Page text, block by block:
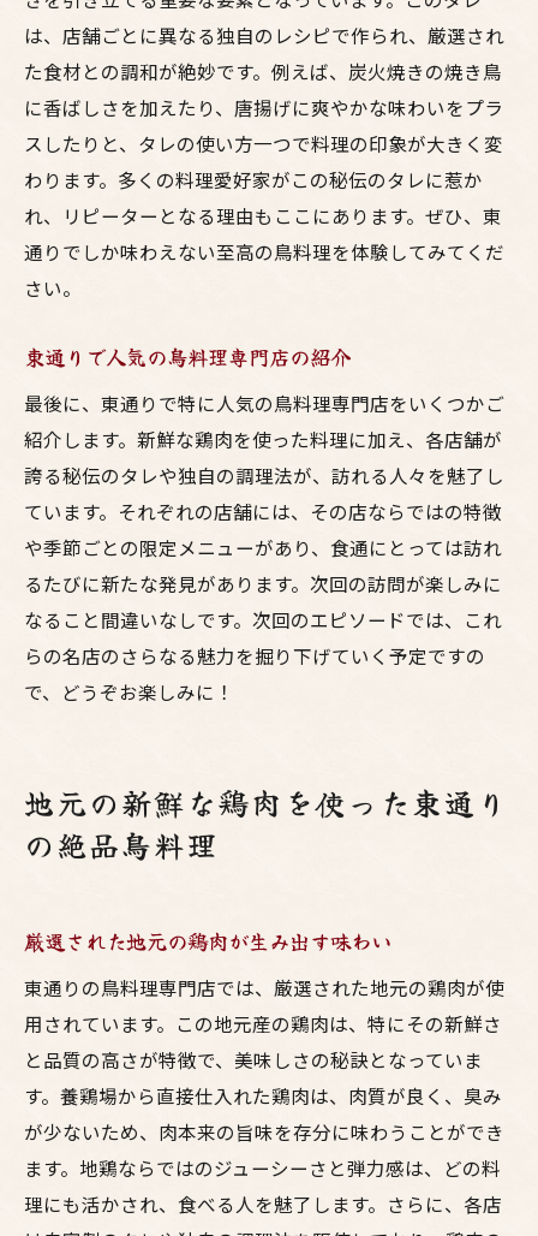
東通りでしか味わえない鳥料理の至高の一品
ここでしか味わえない特別な鳥料理
東通りの名物鳥料理の紹介
一度は食べておきたい至高の一品
東通り限定の絶品メニュー
東通りならではの鳥料理の魅力
他では味わえない唯一無二の鳥料理
は、店舗ごとに異なる独自のレシピで作られ、厳選され
た食材との調和が絶妙です。例えば、炭火焼きの焼き鳥
に香ばしさを加えたり、唐揚げに爽やかな味わいをプラ
スしたりと、タレの使い方一つで料理の印象が大きく変
わります。多くの料理愛好家がこの秘伝のタレに惹か
れ、リピーターとなる理由もここにあります。ぜひ、東
通りでしか味わえない至高の鳥料理を体験してみてくだ
さい。
東通りで人気の鳥料理専門店の紹介
最後に、東通りで特に人気の鳥料理専門店をいくつかご
紹介します。新鮮な鶏肉を使った料理に加え、各店舗が
誇る秘伝のタレや独自の調理法が、訪れる人々を魅了し
ています。それぞれの店舗には、その店ならではの特徴
や季節ごとの限定メニューがあり、食通にとっては訪れ
るたびに新たな発見があります。次回の訪問が楽しみに
なること間違いなしです。次回のエピソードでは、これ
らの名店のさらなる魅力を掘り下げていく予定ですの
で、どうぞお楽しみに！
地元の新鮮な鶏肉を使った東通り
の絶品鳥料理
厳選された地元の鶏肉が生み出す味わい
東通りの鳥料理専門店では、厳選された地元の鶏肉が使
用されています。この地元産の鶏肉は、特にその新鮮さ
と品質の高さが特徴で、美味しさの秘訣となっていま
す。養鶏場から直接仕入れた鶏肉は、肉質が良く、臭み
が少ないため、肉本来の旨味を存分に味わうことができ
ます。地鶏ならではのジューシーさと弾力感は、どの料
理にも活かされ、食べる人を魅了します。さらに、各店